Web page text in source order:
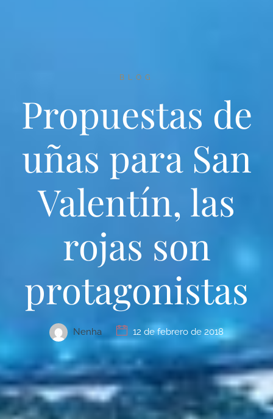
BLOG
Propuestas de
uñas para San
Valentín, las
rojas son
protagonistas
Nenha 12 de febrero de 2018